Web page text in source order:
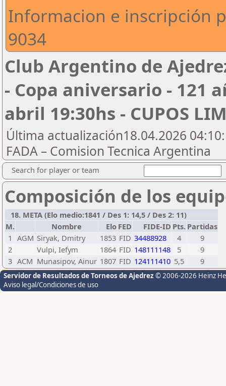
Informacion e inscripción
9034
Club Argentino de
- Copa aniversario - 121
abril 19:30hs - CUPOS
Última actualización18.04.2026
FADA – Comision Tecnica Argentina
Search for player or team
Composición de los
18. META (Elo medio:1841 / Des 1: 14,5 / Des 2: 11)
M.
Nombre Elo FED FIDE-ID Pts. Partidas
1 AGM Siryak, Dmitry 1853 FID 34488928 4
9
2
Vulpi, Iefym 1864 FID 148111148 5
9
3 ACM Munasipov, Ainur 1807 FID 124111410 5,5 9
Servidor de Resultados de Torneos de Ajedrez © 2006-2026 Heinz
Aviso legal/Condiciones de uso